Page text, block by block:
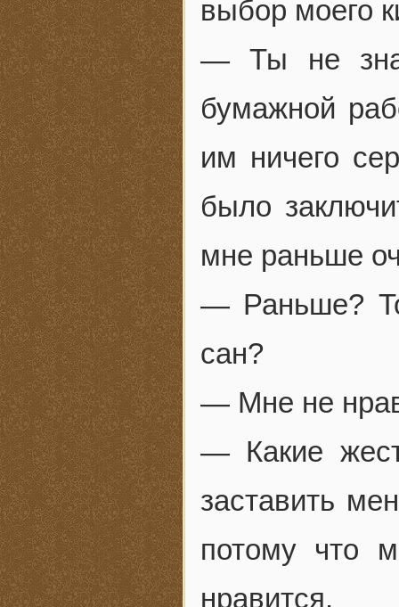
выбор моего
— Ты не
бумажной
им ничего
было
мне раньше
— Раньше?
сан?
— Мне не
— Какие
заставить
потому что
нравится.